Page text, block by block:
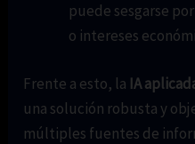
puede sesgarse
o intereses
Frente a esto, la IA
una solución robusta y
múltiples fuentes de